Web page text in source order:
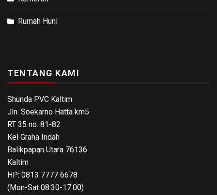
Rumah Huni
TENTANG KAMI
Shunda PVC Kaltim
Jln. Soekarno Hatta km5
RT 35 no. 81-82
Kel Graha Indah
Balikpapan Utara 76136
Kaltim
HP: 0813 7777 6678
(Mon-Sat 08.30-17.00)